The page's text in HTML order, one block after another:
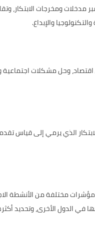
ومخرجات الابتكار،
والإبداع.
وحل مشكلات
الذي يرمي إلى قياس
جميع أرجاء العالم ذات مؤشرات
في الدول الأخرى، وتحديد